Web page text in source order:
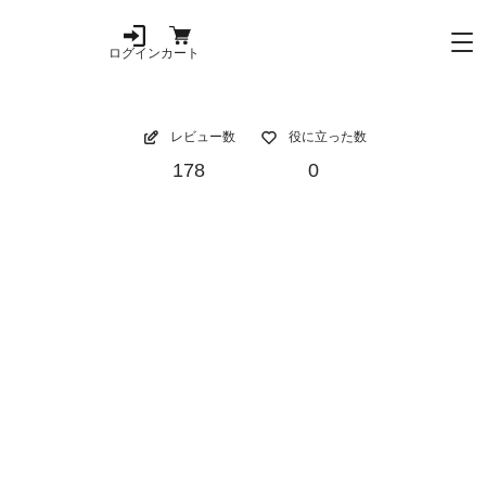
ログインカート
レビュー数
178
役に立った数
0